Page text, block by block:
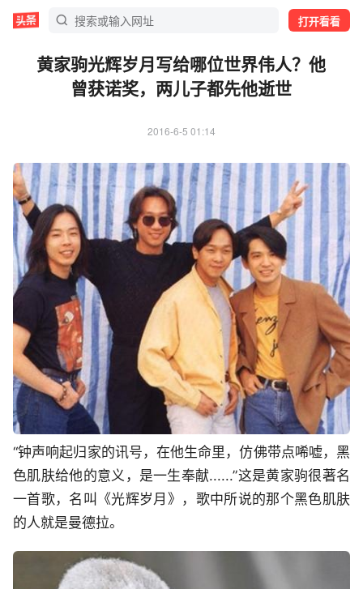
打开看看
黄家驹光辉岁月写给哪位世界伟人？他
曾获诺奖，两儿子都先他逝世
2016-6-5 01:14
“钟声响起归家的讯号，在他生命里，仿佛带点唏嘘，黑
色肌肤给他的意义，是一生奉献......”这是黄家驹很著名
一首歌，名叫《光辉岁月》，歌中所说的那个黑色肌肤
的人就是曼德拉。